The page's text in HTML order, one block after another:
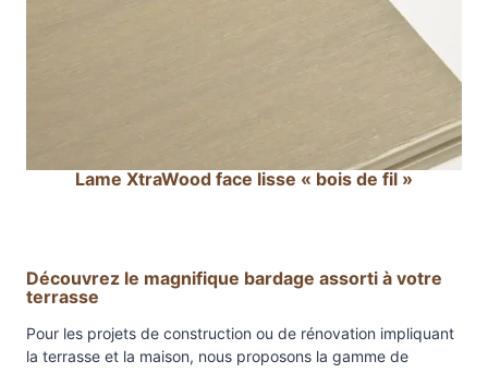
Lame XtraWood face lisse « bois de fil »
Découvrez le magnifique bardage assorti à votre
terrasse
Pour les projets de construction ou de rénovation impliquant
la terrasse et la maison, nous proposons la gamme de